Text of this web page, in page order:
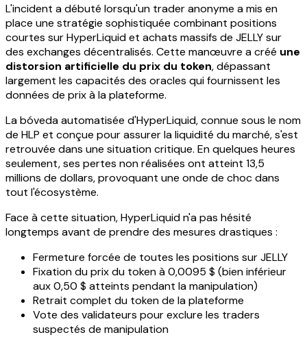
L'incident a débuté lorsqu'un trader anonyme a mis en
place une stratégie sophistiquée combinant positions
courtes sur HyperLiquid et achats massifs de JELLY sur
des exchanges décentralisés. Cette manœuvre a créé une
distorsion artificielle du prix du token, dépassant
largement les capacités des oracles qui fournissent les
données de prix à la plateforme.
La bóveda automatisée d'HyperLiquid, connue sous le nom
de HLP et conçue pour assurer la liquidité du marché, s'est
retrouvée dans une situation critique. En quelques heures
seulement, ses pertes non réalisées ont atteint 13,5
millions de dollars, provoquant une onde de choc dans
tout l'écosystème.
Face à cette situation, HyperLiquid n'a pas hésité
longtemps avant de prendre des mesures drastiques :
Fermeture forcée de toutes les positions sur JELLY
Fixation du prix du token à 0,0095 $ (bien inférieur
aux 0,50 $ atteints pendant la manipulation)
Retrait complet du token de la plateforme
Vote des validateurs pour exclure les traders
suspectés de manipulation